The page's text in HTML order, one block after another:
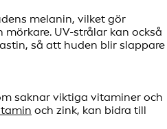
melanin, vilket gör
UV-strålar kan också
så att huden blir slappare
saknar viktiga vitaminer och
och zink, kan bidra till